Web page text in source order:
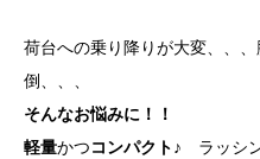
荷台への乗り降りが大変、、
倒、、、
そんなお悩みに！！
軽量かつコンパクト♪ ラッシ